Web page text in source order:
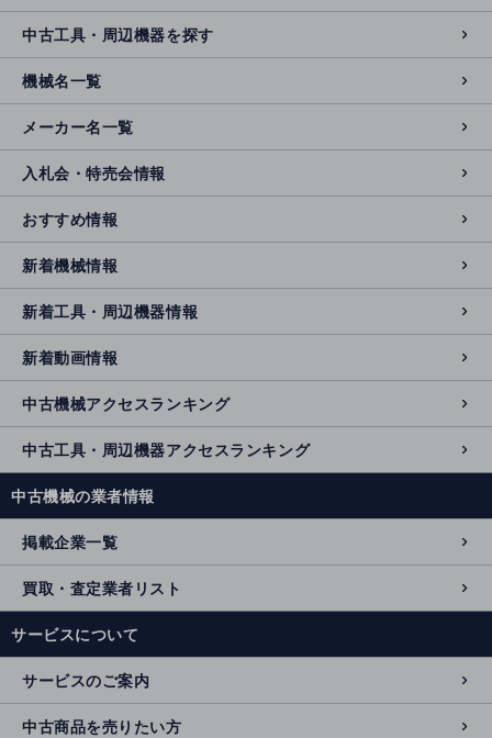
中古工具・周辺機器を探す
機械名一覧
メーカー名一覧
入札会・特売会情報
おすすめ情報
新着機械情報
新着工具・周辺機器情報
新着動画情報
中古機械アクセスランキング
中古工具・周辺機器アクセスランキング
中古機械の業者情報
掲載企業一覧
買取・査定業者リスト
サービスについて
サービスのご案内
中古商品を売りたい方